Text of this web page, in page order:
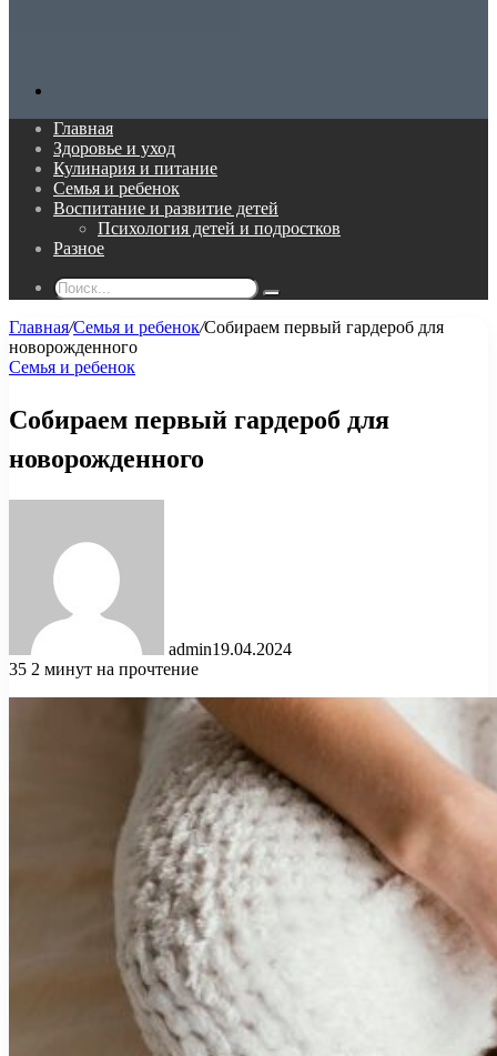
Главная
Здоровье и уход
Кулинария и питание
Семья и ребенок
Воспитание и развитие детей
Психология детей и подростков
Разное
Поиск...
Главная/Семья и ребенок/Собираем первый гардероб для
новорожденного
Семья и ребенок
Собираем первый гардероб для
новорожденного
admin19.04.2024
35 2 минут на прочтение